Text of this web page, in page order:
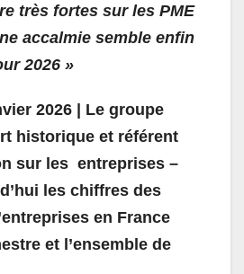
très fortes sur les PME
accalmie semble enfin
2026 »
2026 | Le groupe
historique et référent
sur les entreprises –
les chiffres des
en France
et l’ensemble de